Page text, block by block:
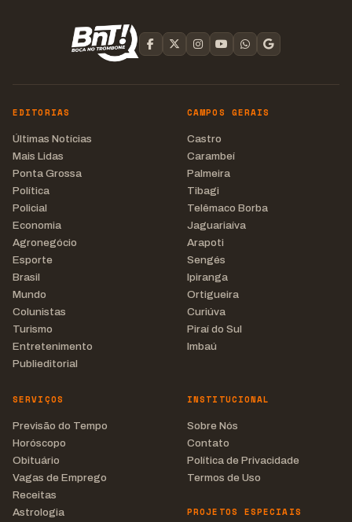
EDITORIAS
Últimas Notícias
Mais Lidas
Ponta Grossa
Política
Policial
Economia
Agronegócio
Esporte
Brasil
Mundo
Colunistas
Turismo
Entretenimento
Publieditorial
CAMPOS GERAIS
Castro
Carambeí
Palmeira
Tibagi
Telêmaco Borba
Jaguariaíva
Arapoti
Sengés
Ipiranga
Ortigueira
Curiúva
Piraí do Sul
Imbaú
SERVIÇOS
Previsão do Tempo
Horóscopo
Obituário
Vagas de Emprego
Receitas
Astrologia
INSTITUCIONAL
Sobre Nós
Contato
Política de Privacidade
Termos de Uso
PROJETOS ESPECIAIS